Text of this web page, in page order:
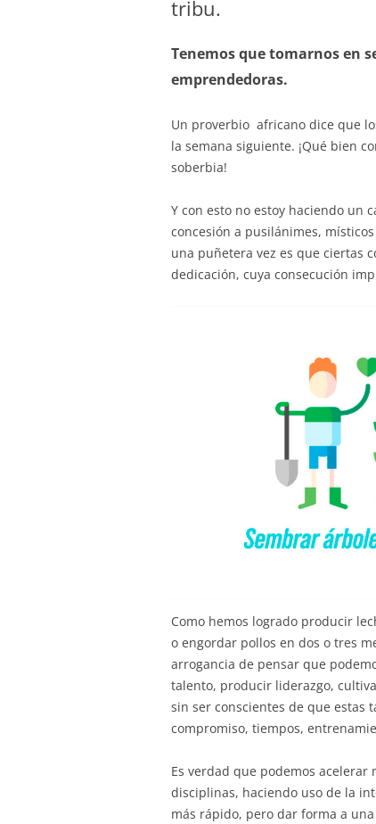
tribu.
Tenemos que tomarnos en
emprendedoras.
Un proverbio africano dice que
la semana siguiente. ¡Qué bien
soberbia!
Y con esto no estoy haciendo un
concesión a pusilánimes,
una puñetera vez es que ciertas
dedicación, cuya consecución
Como hemos logrado producir
o engordar pollos en dos o tres
arrogancia de pensar que
talento, producir liderazgo,
sin ser conscientes de que estas
compromiso, tiempos,
Es verdad que podemos
disciplinas, haciendo uso de la
más rápido, pero dar forma a